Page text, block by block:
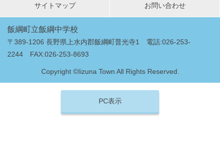
サイトマップ お問い合わせ
飯綱町立飯綱中学校
〒389-1206 長野県上水内郡飯綱町普光寺1 電話:026-253-
2244 FAX:026-253-8693
Copyright ©Iizuna Town All Rights Reserved.
PC表示